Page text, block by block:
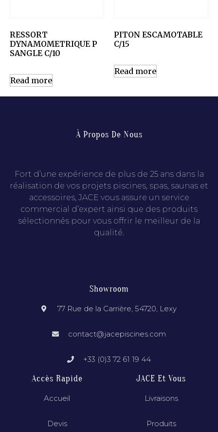
RESSORT
DYNAMOMETRIQUE P
SANGLE C/10
Read more
PITON ESCAMOTABLE
C/15
Read more
À Propos De Nous
Fort d’une expérience de plus de 25 ans dans la
réalisation de vos projets piscines, spas, saunas et
accessoires, JACE vous assure un service
commercial d’expert ainsi que des produits
sélectionnés pour vous offrir le meilleur de la
qualité.
Showroom
77 Rue de la Carrière, 54720, Lexy
contact@jacepiscines.com
+33 (0)3 72 61 19 44
Accès Rapide
Accueil
Devis
JACE Et Vous
Livraisons
Produits